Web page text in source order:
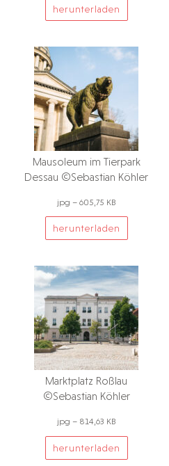
herunterladen
Mausoleum im Tierpark
Dessau ©Sebastian Köhler
jpg – 605,75 KB
herunterladen
Marktplatz Roßlau
©Sebastian Köhler
jpg – 814,63 KB
herunterladen